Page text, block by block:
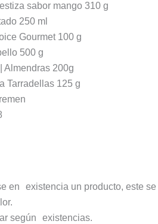
sabor mango 310 g
250 ml
Gourmet 100 g
500 g
Almendras 200g
Tarradellas 125 g
en existencia un producto, este
según existencias.